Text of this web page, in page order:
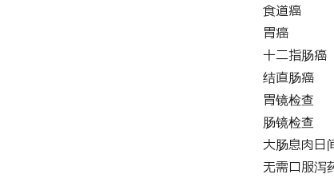
食道癌
胃癌
十二指肠癌
结直肠癌
胃镜检查
肠镜检查
大肠息肉日
无需口服泻